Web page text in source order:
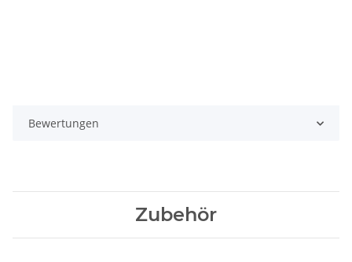
Bewertungen
Zubehör